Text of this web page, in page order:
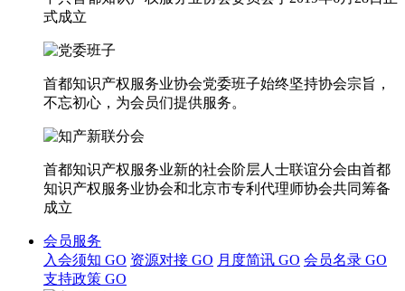
式成立
首都知识产权服务业协会党委班子始终坚持协会宗旨，
不忘初心，为会员们提供服务。
首都知识产权服务业新的社会阶层人士联谊分会由首都
知识产权服务业协会和北京市专利代理师协会共同筹备
成立
会员服务
入会须知 GO 资源对接 GO 月度简讯 GO 会员名录 GO
支持政策 GO